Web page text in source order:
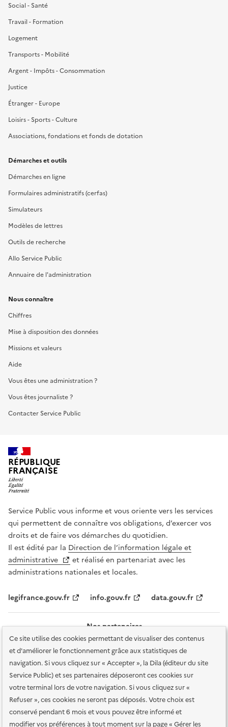
Ce site utilise des cookies permettant de visualiser des contenus
et d'améliorer le fonctionnement grâce aux statistiques de
navigation. Si vous cliquez sur « Accepter », la Dila (éditeur du site
Service Public) et ses partenaires déposeront ces cookies sur
votre terminal lors de votre navigation. Si vous cliquez sur «
Refuser », ces cookies ne seront pas déposés. Votre choix est
conservé pendant 6 mois et vous pouvez être informé et
modifier vos préférences à tout moment sur la page « Gérer les
Social - Santé
Travail - Formation
Logement
Transports - Mobilité
Argent - Impôts - Consommation
Justice
Étranger - Europe
Loisirs - Sports - Culture
Associations, fondations et fonds de dotation
Démarches et outils
Démarches en ligne
Formulaires administratifs (cerfas)
Simulateurs
Modèles de lettres
Outils de recherche
Allo Service Public
Annuaire de l'administration
Nous connaître
Chiffres
Mise à disposition des données
Missions et valeurs
Aide
Vous êtes une administration ?
Vous êtes journaliste ?
Contacter Service Public
RÉPUBLIQUE
FRANÇAISE
Service Public vous informe et vous oriente vers les services
qui permettent de connaître vos obligations, d’exercer vos
droits et de faire vos démarches du quotidien.
Il est édité par la Direction de l’information légale et
administrative
et réalisé en partenariat avec les
administrations nationales et locales.
legifrance.gouv.fr info.gouv.fr data.gouv.fr
Nos partenaires
Plan du site Accessibilité : totalement conforme
Accessibilité des
services en ligne Mentions légales Données personnelles et sécurité